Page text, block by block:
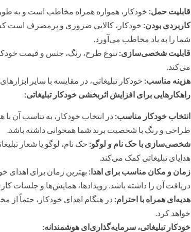
قابلیت حمل: خودکار، همواره همراه مخاطب است و به
کاربردی بودن: خودکار، کالایی ضروری و پرمصرف است که
شما را به یاد مخاطب می‌آورد.
قابلیت شخصی‌سازی: تنوع طرح، رنگ، جنس و قیمت
می‌کند.
هزینه مناسب: خودکار تبلیغاتی، در مقایسه با سایر
راهکارهایی برای افزایش اثربخشی خودکار تبلیغاتی:
انتخاب خودکار مناسب: در انتخاب خودکار، به تناسب آن با
طراحی و رنگ با شخصیت برند شما همخوانی داشته باشد.
شخصی‌سازی با حک نام و لوگو: حک نام، لوگو یا شعار
هدایای تبلیغاتی کمک می‌کند.
زمان و مکان مناسب برای اهدا: بهترین زمان برای اهدای
دریافت آن را داشته باشد. رویدادها، همایش‌ها و جلسات
هدیه‌ای همراه با احترام: در هنگام اهدای خودکار، حتماً از
خواهد کرد.
خودکار تبلیغاتی، سرمایه‌گذاری‌ای هوشمندانه: